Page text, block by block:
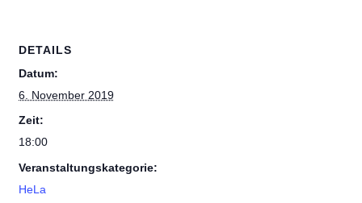
DETAILS
Datum:
6. November 2019
Zeit:
18:00
Veranstaltungskategorie:
HeLa